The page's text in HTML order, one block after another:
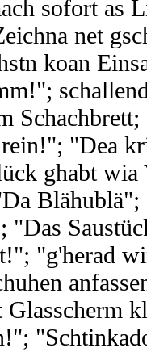
sofort as
net
koan
"Dea
ghabt
"Das
"g'herad
Glasscherm